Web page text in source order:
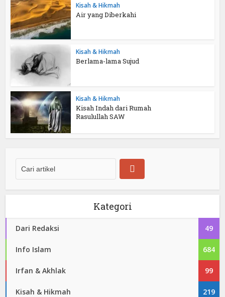
Kisah & Hikmah
Air yang Diberkahi
Kisah & Hikmah
Berlama-lama Sujud
Kisah & Hikmah
Kisah Indah dari Rumah
Rasulullah SAW
Kategori
Dari Redaksi 49
Info Islam 684
Irfan & Akhlak 99
Kisah & Hikmah 219